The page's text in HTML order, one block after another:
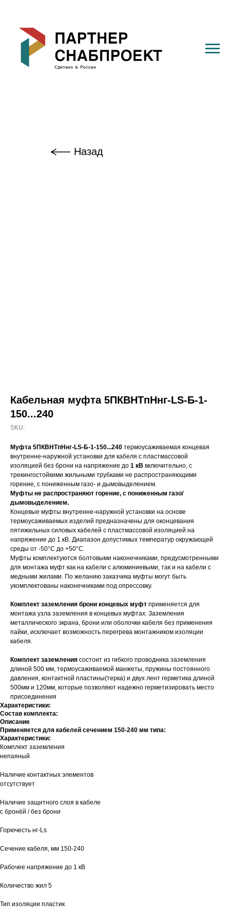
Назад
Кабельная муфта 5ПКВНТпНнг-LS-Б-1-
150...240
SKU:
Муфта 5ПКВНТпНнг-LS-Б-1-150...240 термоусаживаемая концевая
внутренне-наружной установки для кабеля с пластмассовой
изоляцией без брони на напряжение до 1 кВ включительно, с
трекингостойкими жильными трубками не распространяющими
горение, с пониженным газо- и дымовыделением.
Муфты не распространяют горение, с пониженным газо/
дымовыделением.
Концевые муфты внутренне-наружной установки на основе
термоусаживаемых изделий предназначены для оконцевания
пятижильных силовых кабелей с пластмассовой изоляцией на
напряжение до 1 кВ. Диапазон допустимых температур окружающей
среды от -50°С до +50°С.
Муфты комплектуются болтовыми наконечниками, предусмотренными
для монтажа муфт как на кабели с алюминиевыми, так и на кабели с
медными жилами. По желанию заказчика муфты могут быть
укомплектованы наконечниками под опрессовку.
Комплект заземления брони концевых муфт применяется для
монтажа узла заземления в концевых муфтах. Заземления
металлического экрана, брони или оболочки кабеля без применения
пайки, исключает возможность перегрева монтажником изоляции
кабеля.
Комплект заземления состоит из гибкого проводника заземления
длиной 500 мм, термоусаживаемой манжеты, пружины постоянного
давления, контактной пластины(терка) и двух лент герметика длиной
500мм и 120мм, которые позволяют надежно герметизировать место
присоединения
Характеристики:
Состав комплекта:
Описание
Применяется для кабелей сечением 150-240 мм типа:
Характеристики:
Комплект заземления
непаяный
Наличие контактных элементов
отсутствует
Наличие защитного слоя в кабеле
с бронёй / без брони
Горючесть нг-Ls
Сечение кабеля, мм 150-240
Рабочее напряжение до 1 кВ
Количество жил 5
Тип изоляции пластик